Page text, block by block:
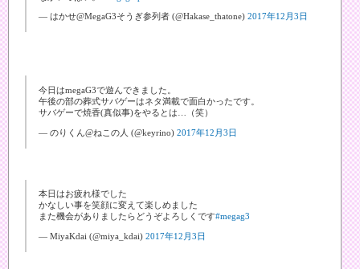
— はかせ@MegaG3そうぎ参列者 (@Hakase_thatone) 2017年12月3日
今日はmegaG3で遊んできました。
午後の部の葬式サバゲーはネタ満載で面白かったです。
サバゲーで焼香(真似事)をやるとは…（笑）
— のりくん@ねこの人 (@keyrino) 2017年12月3日
本日はお疲れ様でした
かなしい事を笑顔に変えて楽しめました
また機会がありましたらどうぞよろしくです#megag3
— MiyaKdai (@miya_kdai) 2017年12月3日